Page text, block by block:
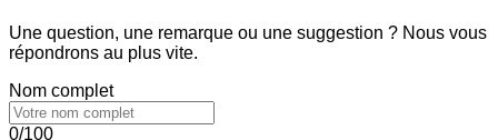
Une question, une remarque ou une suggestion ? Nous vous
répondrons au plus vite.
Nom complet
0/100